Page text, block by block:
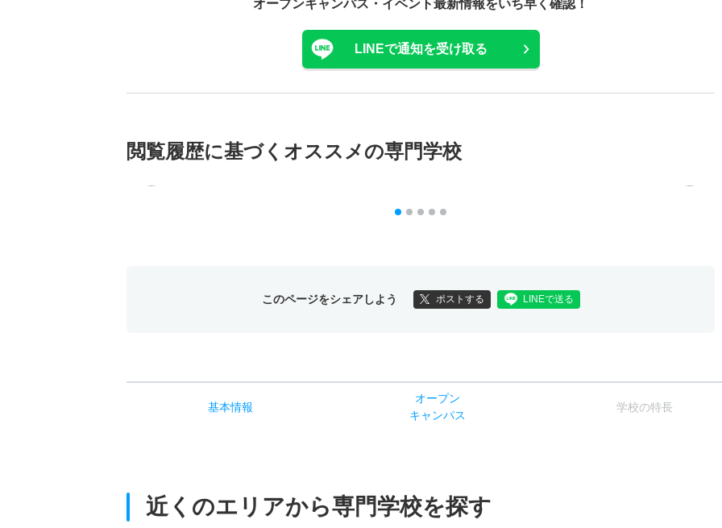
オープンキャンパス・ イベント最新情報をいち早く確認！
LINEで通知を受け取る
閲覧履歴に基づく オススメの専門学校
このページをシェアしよう ポストする LINEで送る
基本情報
オープン
キャンパス
学校の特長
近くのエリアから専門学校を探す